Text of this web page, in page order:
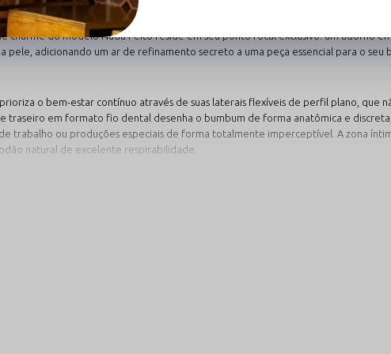
de alta gramatura e toque extremamente macio, esta calcinha fio dental
charme do modelo Nada Feito reside em seu ponto focal exclusivo: um adorno
pele, adicionando um ar de refinamento secreto a uma peça essencial para o seu
o bem-estar contínuo através de suas laterais flexíveis de perfil plano, que
traseiro em formato fio dental desenha o bumbum de forma anatômica e
trabalho ou produções especiais de forma totalmente imperceptível. A zona
natural de excelente respirabilidade.